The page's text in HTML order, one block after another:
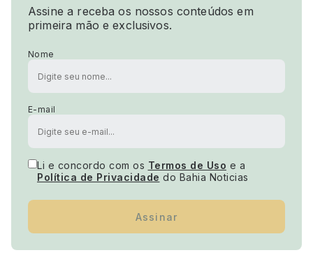
Assine a receba os nossos conteúdos em
primeira mão e exclusivos.
Nome
E-mail
Li e concordo com os Termos de Uso e a
Política de Privacidade do Bahia Noticias
Assinar